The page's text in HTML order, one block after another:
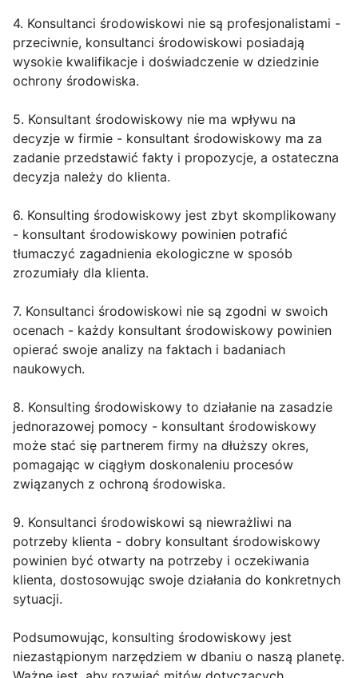
4. Konsultanci środowiskowi nie są profesjonalistami -
przeciwnie, konsultanci środowiskowi posiadają
wysokie kwalifikacje i doświadczenie w dziedzinie
ochrony środowiska.
5. Konsultant środowiskowy nie ma wpływu na
decyzje w firmie - konsultant środowiskowy ma za
zadanie przedstawić fakty i propozycje, a ostateczna
decyzja należy do klienta.
6. Konsulting środowiskowy jest zbyt skomplikowany
- konsultant środowiskowy powinien potrafić
tłumaczyć zagadnienia ekologiczne w sposób
zrozumiały dla klienta.
7. Konsultanci środowiskowi nie są zgodni w swoich
ocenach - każdy konsultant środowiskowy powinien
opierać swoje analizy na faktach i badaniach
naukowych.
8. Konsulting środowiskowy to działanie na zasadzie
jednorazowej pomocy - konsultant środowiskowy
może stać się partnerem firmy na dłuższy okres,
pomagając w ciągłym doskonaleniu procesów
związanych z ochroną środowiska.
9. Konsultanci środowiskowi są niewrażliwi na
potrzeby klienta - dobry konsultant środowiskowy
powinien być otwarty na potrzeby i oczekiwania
klienta, dostosowując swoje działania do konkretnych
sytuacji.
Podsumowując, konsulting środowiskowy jest
niezastąpionym narzędziem w dbaniu o naszą planetę.